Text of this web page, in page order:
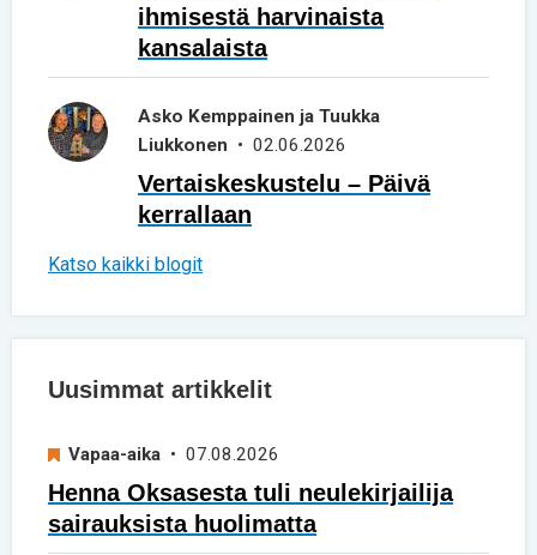
ihmisestä harvinaista
kansalaista
Asko Kemppainen ja Tuukka
Liukkonen • 02.06.2026
Vertaiskeskustelu – Päivä
kerrallaan
Katso kaikki blogit
Uusimmat artikkelit
Vapaa-aika • 07.08.2026
Henna Oksasesta tuli neulekirjailija
sairauksista huolimatta